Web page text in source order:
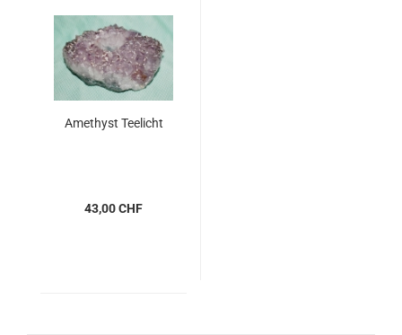
Amethyst Teelicht
43,00 CHF